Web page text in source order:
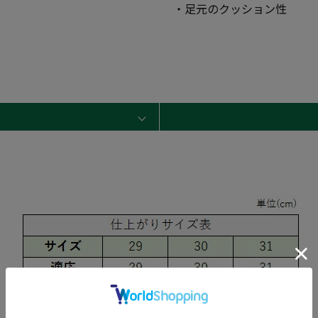
・足元のクッション性